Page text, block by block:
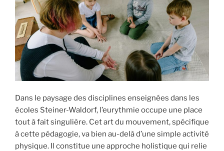
Dans le paysage des disciplines enseignées dans les
écoles Steiner-Waldorf, l’eurythmie occupe une place
tout à fait singulière. Cet art du mouvement, spécifique
à cette pédagogie, va bien au-delà d’une simple activité
physique. Il constitue une approche holistique qui relie